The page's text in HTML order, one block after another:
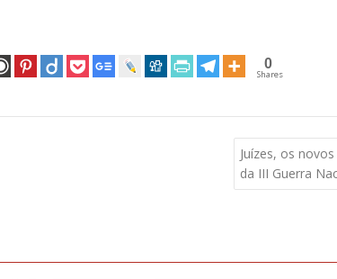
0
Shares
Juízes, os
da III Guerra